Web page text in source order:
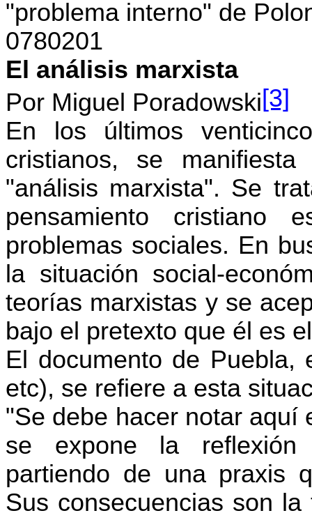
"problema interno" de
0780201
El análisis marxista
Por Miguel Poradowski[3]
En los últimos
cristianos, se
"análisis marxista". Se
pensamiento cristiano
problemas sociales. En
la situación social-
teorías marxistas y se
bajo el pretexto que él es
El documento de Puebla,
etc), se refiere a esta
"Se debe hacer notar aquí
se expone la reflexión
partiendo de una praxis
Sus consecuencias son